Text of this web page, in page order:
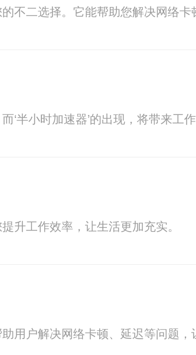
不二选择。它能帮助您解决网络
‘半小时加速器’的出现，将带来
升工作效率，让生活更加充实。
用户解决网络卡顿、延迟等问题，